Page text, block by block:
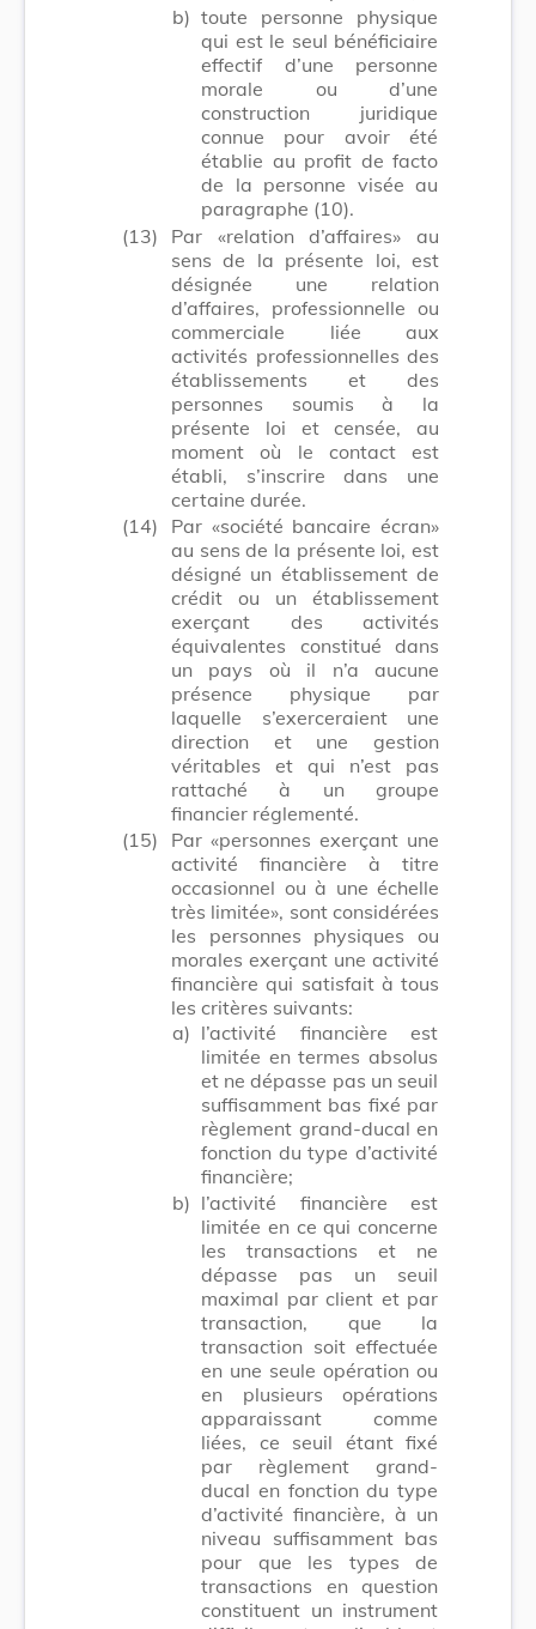
b) toute personne physique
qui est le seul bénéficiaire
effectif d’une personne
morale ou d’une
construction juridique
connue pour avoir été
établie au profit de facto
de la personne visée au
paragraphe (10).
(13)
Par «relation d’affaires» au
sens de la présente loi, est
désignée une relation
d’affaires, professionnelle ou
commerciale liée aux
activités professionnelles des
établissements et des
personnes soumis à la
présente loi et censée, au
moment où le contact est
établi, s’inscrire dans une
certaine durée.
(14)
Par «société bancaire écran»
au sens de la présente loi, est
désigné un établissement de
crédit ou un établissement
exerçant des activités
équivalentes constitué dans
un pays où il n’a aucune
présence physique par
laquelle s’exerceraient une
direction et une gestion
véritables et qui n’est pas
rattaché à un groupe
financier réglementé.
(15)
Par «personnes exerçant une
activité financière à titre
occasionnel ou à une échelle
très limitée», sont considérées
les personnes physiques ou
morales exerçant une activité
financière qui satisfait à tous
les critères suivants:
a) l’activité financière est
limitée en termes absolus
et ne dépasse pas un seuil
suffisamment bas fixé par
règlement grand-ducal en
fonction du type d’activité
financière;
b) l’activité financière est
limitée en ce qui concerne
les transactions et ne
dépasse pas un seuil
maximal par client et par
transaction, que la
transaction soit effectuée
en une seule opération ou
en plusieurs opérations
apparaissant comme
liées, ce seuil étant fixé
par règlement grand-
ducal en fonction du type
d’activité financière, à un
niveau suffisamment bas
pour que les types de
transactions en question
constituent un instrument